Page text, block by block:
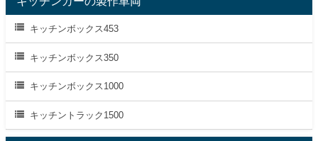
キッチンボックス453
キッチンボックス350
キッチンボックス1000
キッチントラック1500